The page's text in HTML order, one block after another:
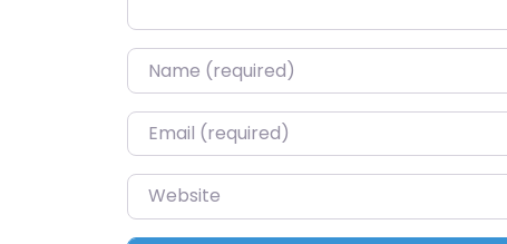
Name*
Email*
Website